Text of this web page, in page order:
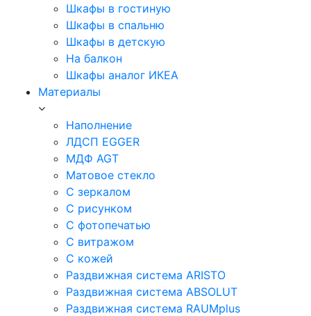
Шкафы в гостиную
Шкафы в спальню
Шкафы в детскую
На балкон
Шкафы аналог ИКЕА
Материалы
Наполнение
ЛДСП EGGER
МДФ AGT
Матовое стекло
С зеркалом
С рисунком
С фотопечатью
С витражом
С кожей
Раздвижная система ARISTO
Раздвижная система ABSOLUT
Раздвижная система RAUMplus